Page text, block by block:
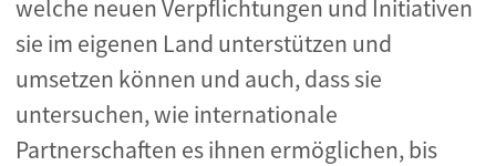
welche neuen Verpflichtungen und Initiativen
sie im eigenen Land unterstützen und
umsetzen können und auch, dass sie
untersuchen, wie internationale
Partnerschaften es ihnen ermöglichen, bis